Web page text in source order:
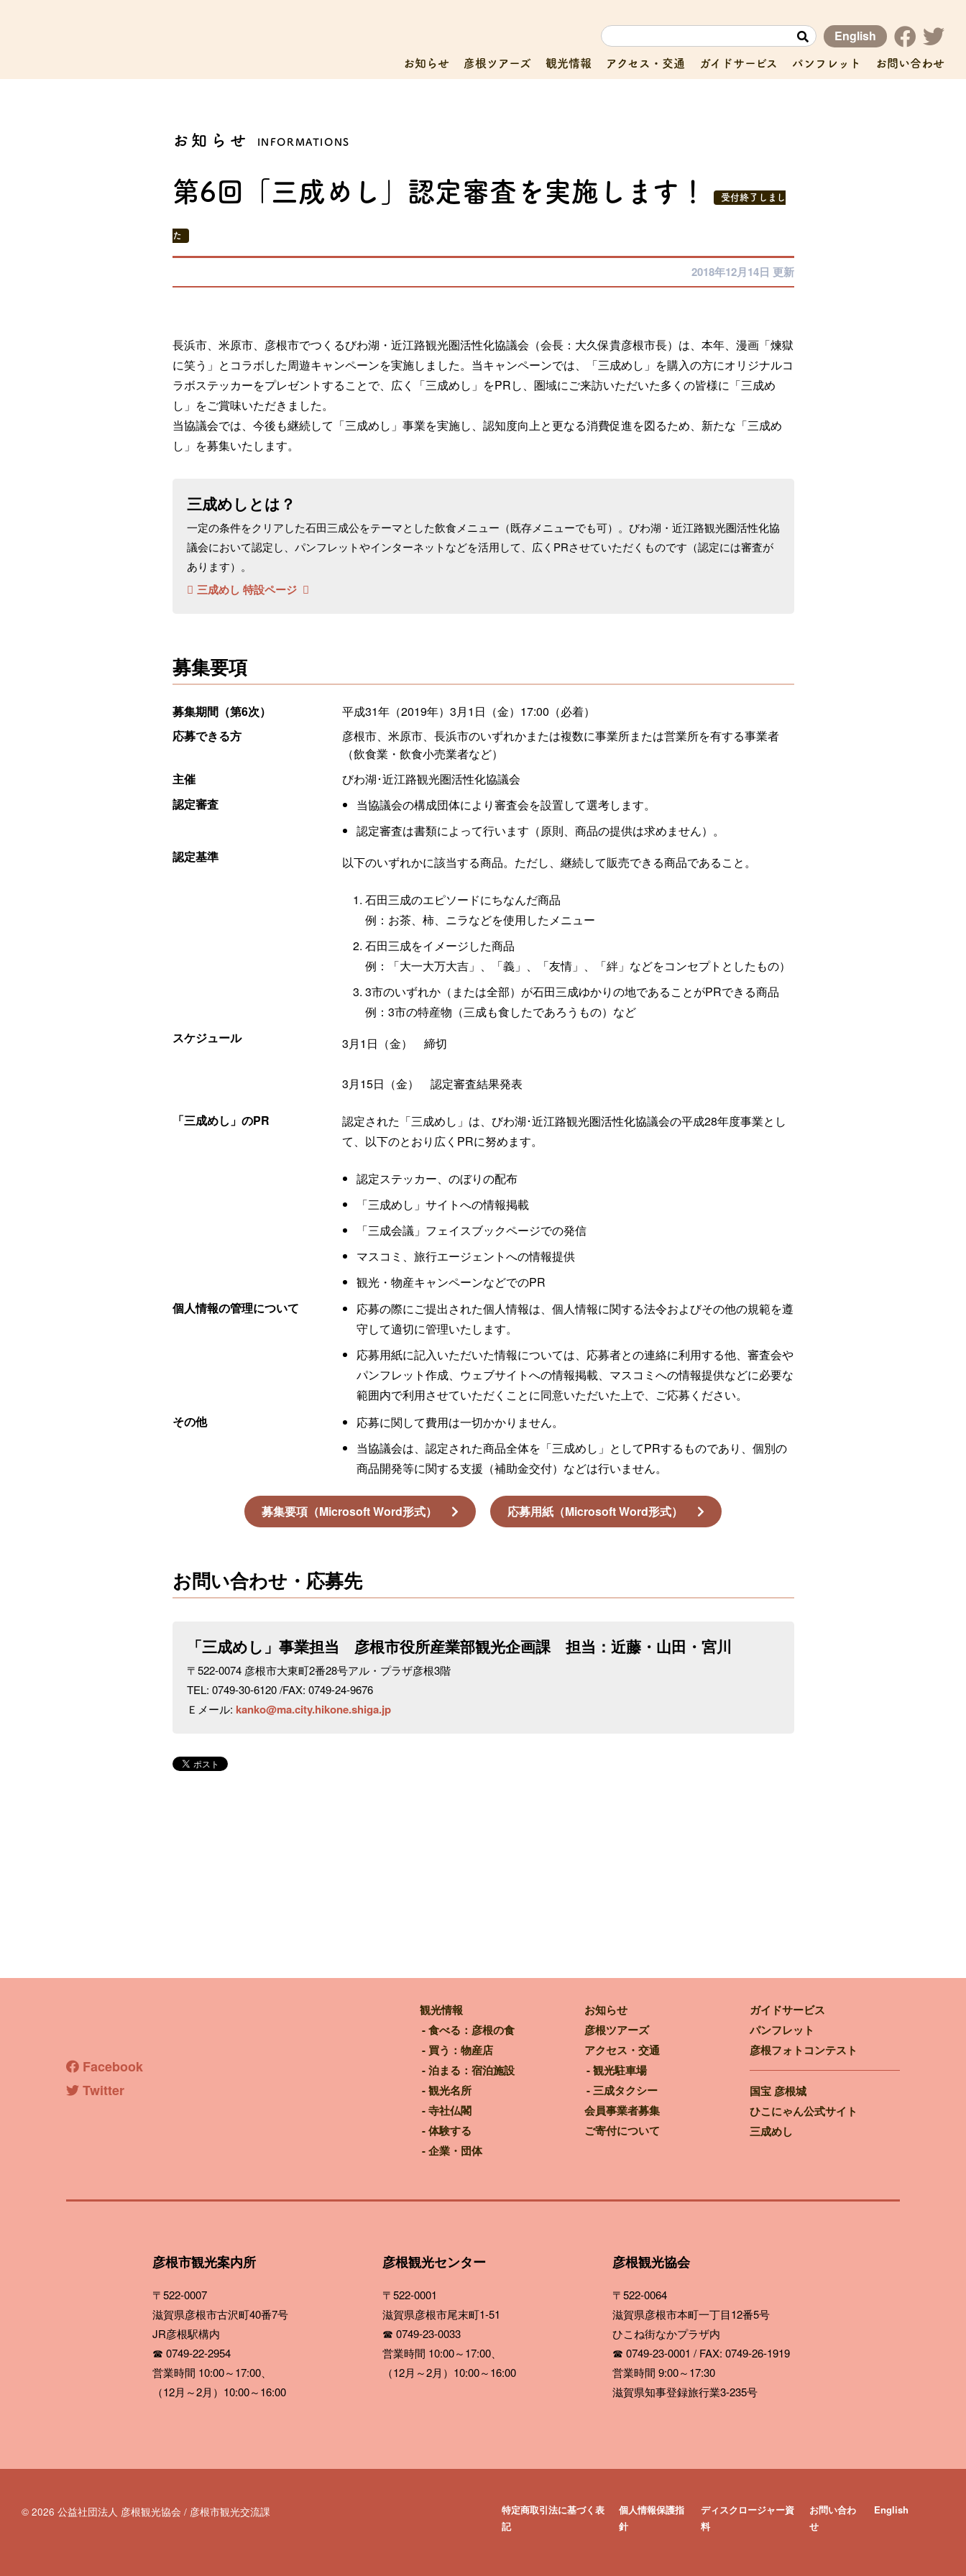
彦根観光ガイド
English
お知らせ 彦根ツアーズ 観光情報 アクセス・交通 ガイドサービス パンフレット お問い合わせ
お知らせ INFORMATIONS
第6回「三成めし」認定審査を実施します！ 受付終了しまし
た
2018年12月14日 更新
長浜市、米原市、彦根市でつくるびわ湖・近江路観光圏活性化協議会（会長：大久保貴彦根市長）は、本年、漫画「煉獄
に笑う」とコラボした周遊キャンペーンを実施しました。当キャンペーンでは、「三成めし」を購入の方にオリジナルコ
ラボステッカーをプレゼントすることで、広く「三成めし」をPRし、圏域にご来訪いただいた多くの皆様に「三成め
し」をご賞味いただきました。
当協議会では、今後も継続して「三成めし」事業を実施し、認知度向上と更なる消費促進を図るため、新たな「三成め
し」を募集いたします。
三成めしとは？
一定の条件をクリアした石田三成公をテーマとした飲食メニュー（既存メニューでも可）。びわ湖・近江路観光圏活性化協
議会において認定し、パンフレットやインターネットなどを活用して、広くPRさせていただくものです（認定には審査が
あります）。
三成めし 特設ページ
募集要項
募集期間（第6次）
平成31年（2019年）3月1日（金）17:00（必着）
応募できる方
彦根市、米原市、長浜市のいずれかまたは複数に事業所または営業所を有する事業者
（飲食業・飲食小売業者など）
主催
びわ湖･近江路観光圏活性化協議会
認定審査
当協議会の構成団体により審査会を設置して選考します。
認定審査は書類によって行います（原則、商品の提供は求めません）。
認定基準
以下のいずれかに該当する商品。ただし、継続して販売できる商品であること。
石田三成のエピソードにちなんだ商品
例：お茶、柿、ニラなどを使用したメニュー
石田三成をイメージした商品
例：「大一大万大吉」、「義」、「友情」、「絆」などをコンセプトとしたもの）
3市のいずれか（または全部）が石田三成ゆかりの地であることがPRできる商品
例：3市の特産物（三成も食したであろうもの）など
スケジュール
3月1日（金） 締切
3月15日（金） 認定審査結果発表
「三成めし」のPR
認定された「三成めし」は、びわ湖･近江路観光圏活性化協議会の平成28年度事業とし
て、以下のとおり広くPRに努めます。
認定ステッカー、のぼりの配布
「三成めし」サイトへの情報掲載
「三成会議」フェイスブックページでの発信
マスコミ、旅行エージェントへの情報提供
観光・物産キャンペーンなどでのPR
個人情報の管理について
応募の際にご提出された個人情報は、個人情報に関する法令およびその他の規範を遵
守して適切に管理いたします。
応募用紙に記入いただいた情報については、応募者との連絡に利用する他、審査会や
パンフレット作成、ウェブサイトへの情報掲載、マスコミへの情報提供などに必要な
範囲内で利用させていただくことに同意いただいた上で、ご応募ください。
その他
応募に関して費用は一切かかりません。
当協議会は、認定された商品全体を「三成めし」としてPRするものであり、個別の
商品開発等に関する支援（補助金交付）などは行いません。
募集要項（Microsoft Word形式） 応募用紙（Microsoft Word形式）
お問い合わせ・応募先
「三成めし」事業担当 彦根市役所産業部観光企画課 担当：近藤・山田・宮川
〒522-0074 彦根市大東町2番28号アル・プラザ彦根3階
TEL: 0749-30-6120 /FAX: 0749-24-9676
Ｅメール: kanko@ma.city.hikone.shiga.jp
Facebook
Twitter
観光情報
食べる：彦根の食
買う：物産店
泊まる：宿泊施設
観光名所
寺社仏閣
体験する
企業・団体
お知らせ
彦根ツアーズ
アクセス・交通
観光駐車場
三成タクシー
会員事業者募集
ご寄付について
ガイドサービス
パンフレット
彦根フォトコンテスト
国宝 彦根城
ひこにゃん公式サイト
三成めし
彦根市観光案内所
〒522-0007
滋賀県彦根市古沢町40番7号
JR彦根駅構内
☎ 0749-22-2954
営業時間 10:00～17:00、
（12月～2月）10:00～16:00
彦根観光センター
〒522-0001
滋賀県彦根市尾末町1-51
☎ 0749-23-0033
営業時間 10:00～17:00、
（12月～2月）10:00～16:00
彦根観光協会
〒522-0064
滋賀県彦根市本町一丁目12番5号
ひこね街なかプラザ内
☎ 0749-23-0001 / FAX: 0749-26-1919
営業時間 9:00～17:30
滋賀県知事登録旅行業3-235号
© 2026 公益社団法人 彦根観光協会 / 彦根市観光交流課
特定商取引法に基づく表
記
個人情報保護指
針
ディスクロージャー資
料
お問い合わ
せ
English